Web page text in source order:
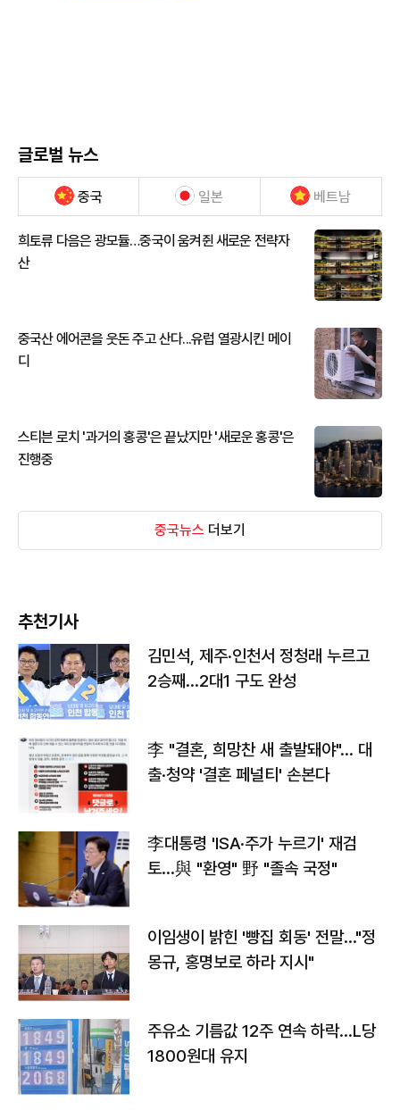
글로벌 뉴스
중국 일본 베트남
희토류 다음은 광모듈…중국이 움켜쥔 새로운 전략자
산
중국산 에어콘을 웃돈 주고 산다...유럽 열광시킨 메이
디
스티븐 로치 '과거의 홍콩'은 끝났지만 '새로운 홍콩'은
진행중
중국뉴스 더보기
추천기사
김민석, 제주·인천서 정청래 누르고
2승째…2대1 구도 완성
李 "결혼, 희망찬 새 출발돼야"… 대
출·청약 '결혼 페널티' 손본다
李대통령 'ISA·주가 누르기' 재검
토…與 "환영" 野 "졸속 국정"
이임생이 밝힌 '빵집 회동' 전말…"정
몽규, 홍명보로 하라 지시"
주유소 기름값 12주 연속 하락…L당
1800원대 유지